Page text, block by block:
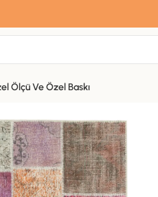
özel hoş
Hemen üye ol, ilk siparişinde
Ölçü Ve Özel Baskı